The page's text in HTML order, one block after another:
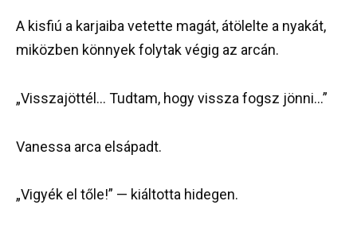
A kisfiú a karjaiba vetette magát, átölelte a nyakát,
miközben könnyek folytak végig az arcán.
„Visszajöttél… Tudtam, hogy vissza fogsz jönni…”
Vanessa arca elsápadt.
„Vigyék el tőle!” — kiáltotta hidegen.